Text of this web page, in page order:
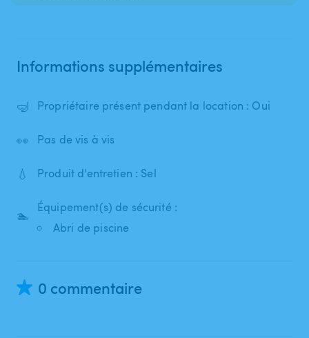
Informations supplémentaires
🤿 Propriétaire présent pendant la location : Oui
👀 Pas de vis à vis
💧 Produit d'entretien : Sel
🏊
Équipement(s) de sécurité :
Abri de piscine
0 commentaire